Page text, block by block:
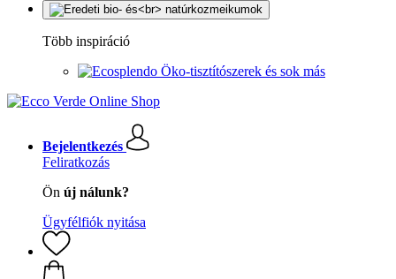
Több inspiráció
Öko-tisztítószerek és sok más
Bejelentkezés
Feliratkozás
Ön új nálunk?
Ügyfélfiók nyitása